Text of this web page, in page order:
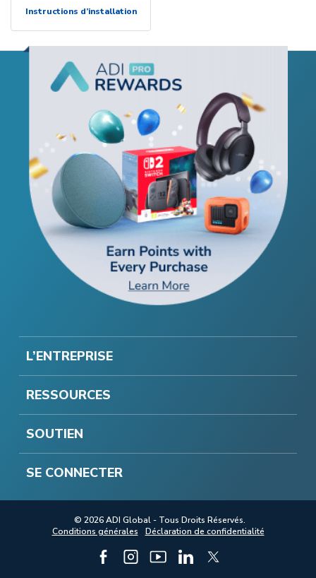
Instructions d’installation
L’ENTREPRISE
RESSOURCES
SOUTIEN
SE CONNECTER
© 2026 ADI Global - Tous Droits Réservés.
Conditions générales
Déclaration de confidentialité